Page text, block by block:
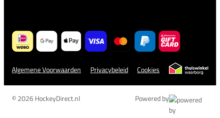
Algemene Voorwaarden Privacybeleid Cookies
© 2026 HockeyDirect.nl Powered by